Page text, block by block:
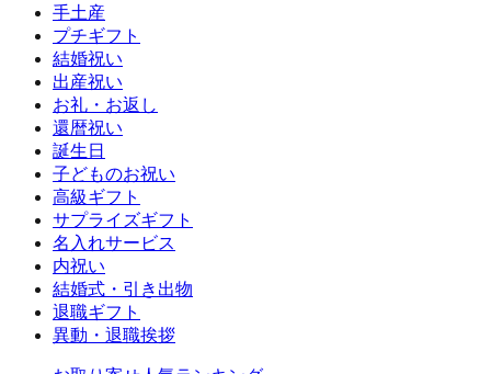
手土産
プチギフト
結婚祝い
出産祝い
お礼・お返し
還暦祝い
誕生日
子どものお祝い
高級ギフト
サプライズギフト
名入れサービス
内祝い
結婚式・引き出物
退職ギフト
異動・退職挨拶